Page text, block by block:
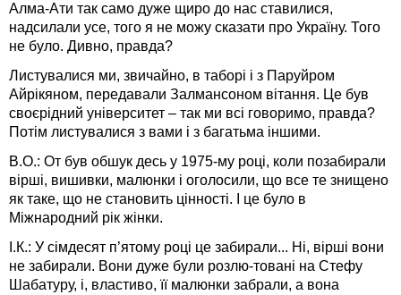
Алма-Ати так само дуже щиро до нас ставилися,
надсилали усе, того я не можу сказати про Україну. Того
не було. Дивно, правда?
Листувалися ми, звичайно, в таборі і з Паруйром
Айрікяном, передавали Залмансоном вітання. Це був
своєрідний університет – так ми всі говоримо, правда?
Потім листувалися з вами і з багатьма іншими.
В.О.: От був обшук десь у 1975-му році, коли позабирали
вірші, вишивки, малюнки і оголосили, що все те знищено
як таке, що не становить цінності. І це було в
Міжнародний рік жінки.
І.К.: У сімдесят п’ятому році це забирали... Ні, вірші вони
не забирали. Вони дуже були розлю-товані на Стефу
Шабатуру, і, властиво, її малюнки забрали, а вона